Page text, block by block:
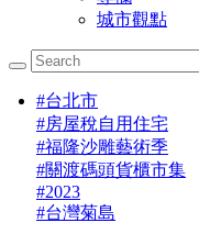
城市觀點
#台北市
#房屋稅自用住宅
#福隆沙雕藝術季
#關渡碼頭貨櫃市集
#2023
#台灣菊島